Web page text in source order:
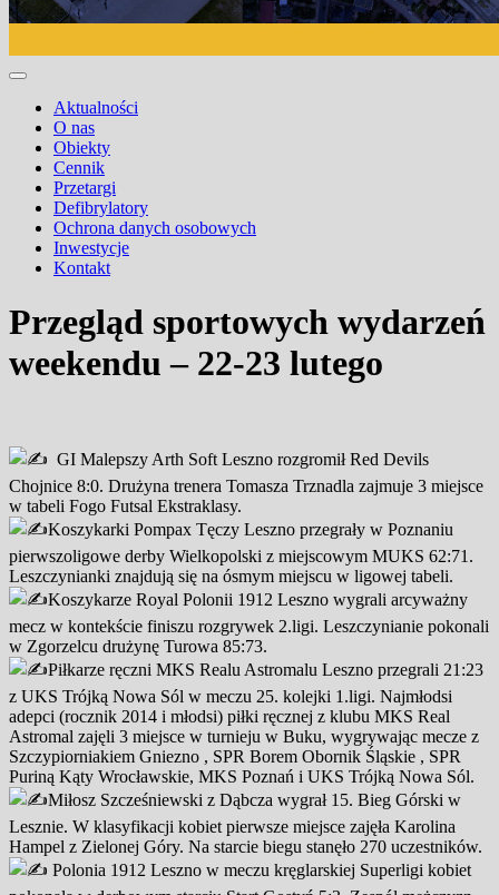
Aktualności
O nas
Obiekty
Cennik
Przetargi
Defibrylatory
Ochrona danych osobowych
Inwestycje
Kontakt
Przegląd sportowych wydarzeń
weekendu – 22-23 lutego
GI Malepszy Arth Soft Leszno rozgromił Red Devils
Chojnice 8:0. Drużyna trenera Tomasza Trznadla zajmuje 3 miejsce
w tabeli Fogo Futsal Ekstraklasy.
Koszykarki Pompax Tęczy Leszno przegrały w Poznaniu
pierwszoligowe derby Wielkopolski z miejscowym MUKS 62:71.
Leszczynianki znajdują się na ósmym miejscu w ligowej tabeli.
Koszykarze Royal Polonii 1912 Leszno wygrali arcyważny
mecz w kontekście finiszu rozgrywek 2.ligi. Leszczynianie pokonali
w Zgorzelcu drużynę Turowa 85:73.
Piłkarze ręczni MKS Realu Astromalu Leszno przegrali 21:23
z UKS Trójką Nowa Sól w meczu 25. kolejki 1.ligi. Najmłodsi
adepci (rocznik 2014 i młodsi) piłki ręcznej z klubu MKS Real
Astromal zajęli 3 miejsce w turnieju w Buku, wygrywając mecze z
Szczypiorniakiem Gniezno , SPR Borem Obornik Śląskie , SPR
Puriną Kąty Wrocławskie, MKS Poznań i UKS Trójką Nowa Sól.
Miłosz Szcześniewski z Dąbcza wygrał 15. Bieg Górski w
Lesznie. W klasyfikacji kobiet pierwsze miejsce zajęła Karolina
Hampel z Zielonej Góry. Na starcie biegu stanęło 270 uczestników.
Polonia 1912 Leszno w meczu kręglarskiej Superligi kobiet